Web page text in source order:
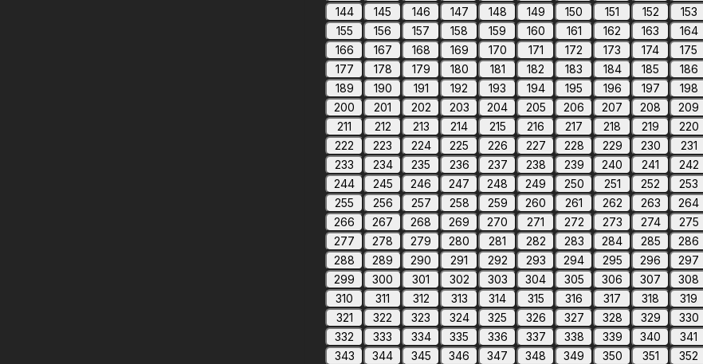
144
145 146 147 148 149 150 151 152 153
155
156 157 158 159 160 161 162 163 164
166
167 168 169 170 171 172 173 174 175
177
178 179 180 181 182 183 184 185 186
189
190 191 192 193 194 195 196 197 198
200
201 202 203 204 205 206 207 208 209
211
212 213 214 215 216 217 218 219 220
222
223 224 225 226 227 228 229 230 231
233
234 235 236 237 238 239 240 241 242
244
245 246 247 248 249 250 251 252 253
255
256 257 258 259 260 261 262 263 264
266
267 268 269 270 271 272 273 274 275
277
278 279 280 281 282 283 284 285 286
288
289 290 291 292 293 294 295 296 297
299
300 301 302 303 304 305 306 307 308
310
311 312 313 314 315 316 317 318 319
321
322 323 324 325 326 327 328 329 330
332
333 334 335 336 337 338 339 340 341
343
344 345 346 347 348 349 350 351 352